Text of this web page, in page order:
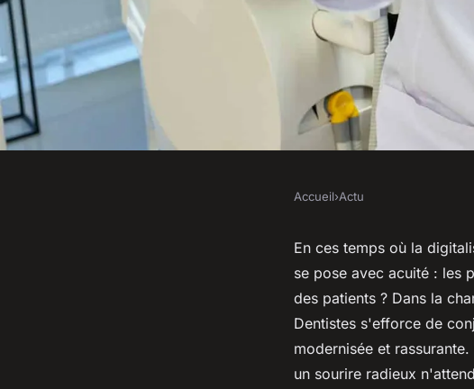
Proposez-vous des
ligne à Saint-Jean-
Accueil›Actu
En ces temps où la
se pose avec acuité : les
des patients ? Dans la
Dentistes s'efforce de
modernisée et
un sourire radieux